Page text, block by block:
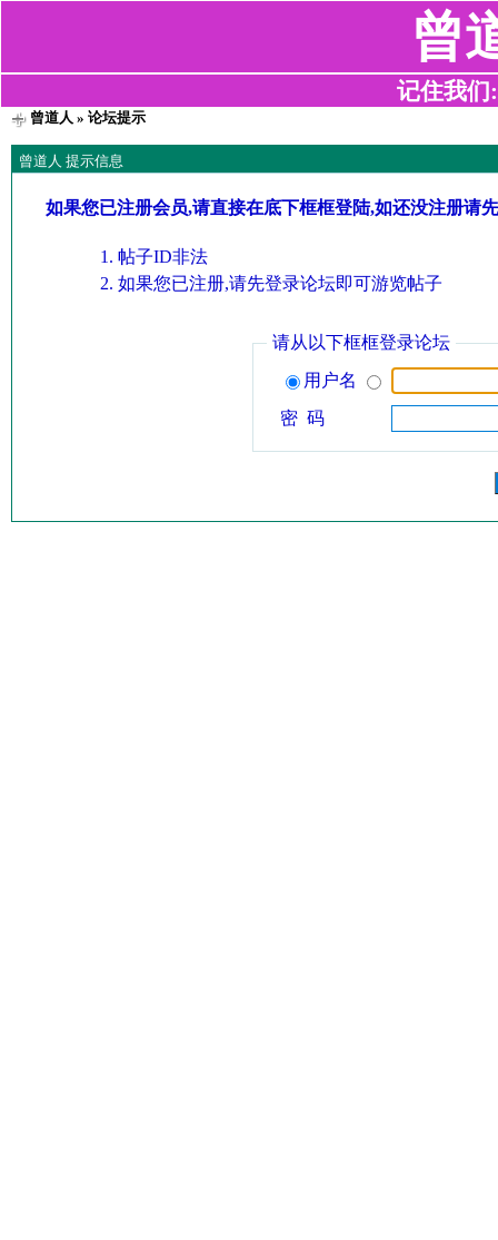
曾
记住我们
曾道人 » 论坛提示
曾道人 提示信息
如果您已注册会员,请直接在底下框框登陆,如还没注册请
帖子ID非法
如果您已注册,请先登录论坛即可游览帖子
请从以下框框登录论坛
用户名
密 码